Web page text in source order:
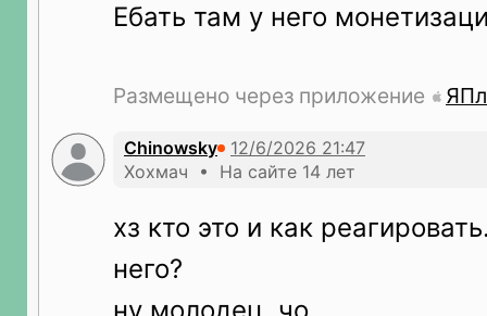
Ебать там у него
Размещено через приложение
Chinowsky
Хохмач • На сайте 14 лет
хз кто это и как
него?